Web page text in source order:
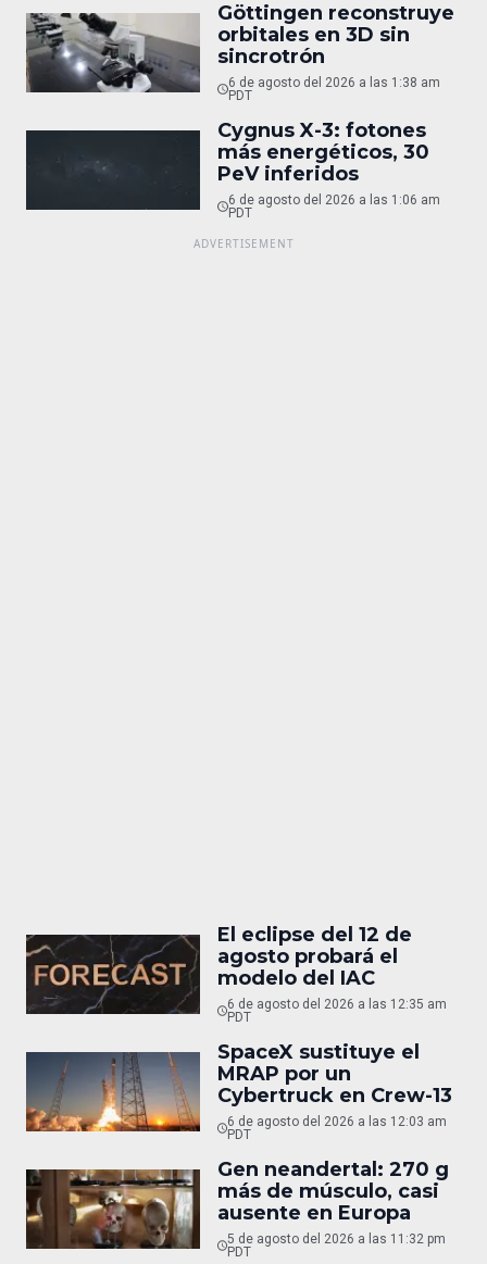
Göttingen reconstruye
orbitales en 3D sin
sincrotrón
6 de agosto del 2026 a las 1:38 am
PDT
Cygnus X-3: fotones
más energéticos, 30
PeV inferidos
6 de agosto del 2026 a las 1:06 am
PDT
El eclipse del 12 de
agosto probará el
modelo del IAC
6 de agosto del 2026 a las 12:35 am
PDT
SpaceX sustituye el
MRAP por un
Cybertruck en Crew-13
6 de agosto del 2026 a las 12:03 am
PDT
Gen neandertal: 270 g
más de músculo, casi
ausente en Europa
5 de agosto del 2026 a las 11:32 pm
PDT